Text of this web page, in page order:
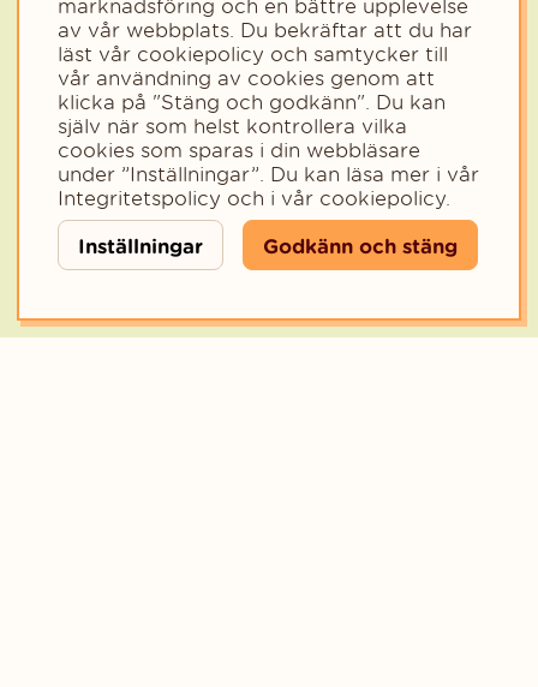
Nyhetsbrev
Få tips, inspiration och nyheter från Funka Mera.
Välj det område som passar dig bäst så anpassar vi innehållet
efter dig.
Välj kategori för nyhetsbrev
Privat
Företag
Välj den kategori som bäst beskriver din verksamhet för att få
marknadsföring och en bättre upplevelse
av vår webbplats. Du bekräftar att du har
läst vår cookiepolicy och samtycker till
vår användning av cookies genom att
klicka på "Stäng och godkänn". Du kan
själv när som helst kontrollera vilka
cookies som sparas i din webbläsare
under ”Inställningar”. Du kan läsa mer i vår
Integritetspolicy och i vår cookiepolicy.
Inställningar Godkänn och stäng